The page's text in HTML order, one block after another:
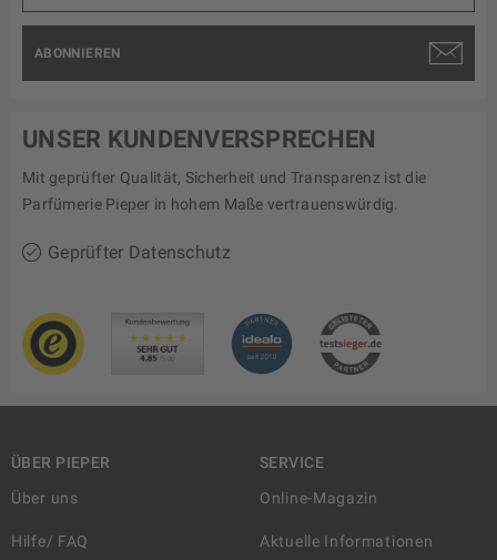
ABONNIEREN
UNSER KUNDENVERSPRECHEN
Mit geprüfter Qualität, Sicherheit und Transparenz ist die
Parfümerie Pieper in hohem Maße vertrauenswürdig.
Geprüfter Datenschutz
ÜBER PIEPER
Über uns
Hilfe/ FAQ
SERVICE
Online-Magazin
Aktuelle Informationen